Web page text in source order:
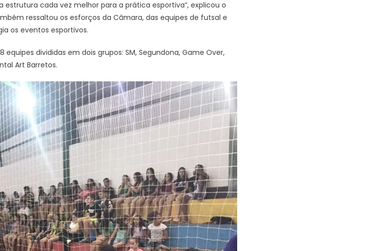
cada vez melhor para a prática esportiva”, explicou o
ressaltou os esforços da Câmara, das equipes de futsal e
os eventos esportivos.
divididas em dois grupos: SM, Segundona, Game Over,
Art Barretos.